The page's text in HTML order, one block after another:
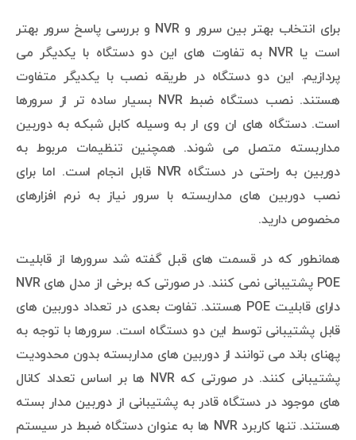
برای انتخاب بهتر بین سرور و NVR و بررسی پاسخ سرور بهتر
است یا NVR به تفاوت های این دو دستگاه با یکدیگر می
پردازیم. این دو دستگاه در طریقه نصب با یکدیگر متفاوت
هستند. نصب دستگاه ضبط NVR بسیار ساده تر از سرورها
است. دستگاه های ان وی ار به وسیله کابل شبکه به دوربین
مداربسته متصل می شوند. همچنین تنظیمات مربوط به
دوربین به راحتی در دستگاه NVR قابل انجام است. اما برای
نصب دوربین های مداربسته با سرور نیاز به نرم افزارهای
مخصوص دارید.
همانطور که در قسمت های قبل گفته شد سرورها از قابلیت
POE پشتیبانی نمی کنند. در صورتی که برخی از مدل های NVR
دارای قابلیت POE هستند. تفاوت بعدی در تعداد دوربین های
قابل پشتیبانی توسط این دو دستگاه است. سرورها با توجه به
پهنای باند می توانند از دوربین های مداربسته بدون محدودیت
پشتیبانی کنند. در صورتی که NVR ها بر اساس تعداد کانال
های موجود در دستگاه قادر به پشتیبانی از دوربین مدار بسته
هستند. تنها کاربرد NVR ها به عنوان دستگاه ضبط در سیستم